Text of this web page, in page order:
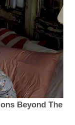
Beyond The